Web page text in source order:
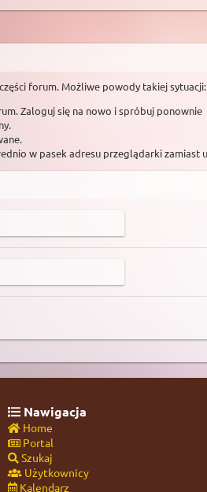
forum. Możliwe powody takiej sytuacji:
Zaloguj się na nowo i spróbuj ponownie
w pasek adresu przeglądarki
Nawigacja
Home
Portal
Szukaj
Użytkownicy
Kalendarz